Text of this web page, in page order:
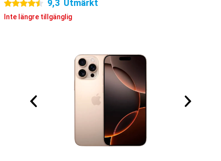
4.5 stjärnor 9,3 Utmärkt
Inte längre tillgänglig